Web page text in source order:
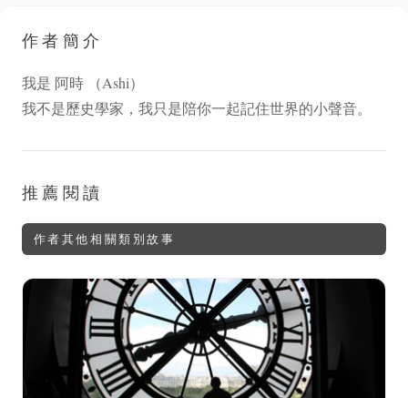
作者簡介
我是 阿時 （Ashi）
我不是歷史學家，我只是陪你一起記住世界的小聲音。
推薦閱讀
作者其他相關類別故事